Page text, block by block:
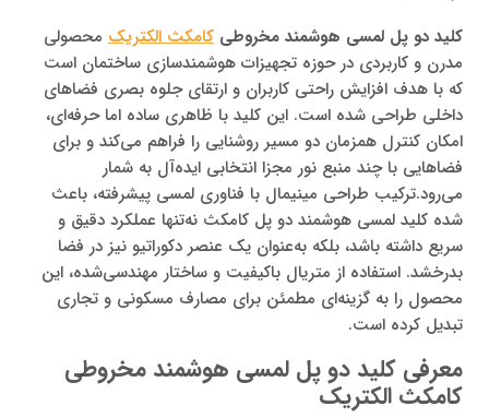
کلید دو پل لمسی هوشمند مخروطی کامکث الکتریک محصولی
مدرن و کاربردی در حوزه تجهیزات هوشمندسازی ساختمان است
که با هدف افزایش راحتی کاربران و ارتقای جلوه بصری فضاهای
داخلی طراحی شده است. این کلید با ظاهری ساده اما حرفه‌ای،
امکان کنترل همزمان دو مسیر روشنایی را فراهم می‌کند و برای
فضاهایی با چند منبع نور مجزا انتخابی ایده‌آل به شمار
می‌رود.ترکیب طراحی مینیمال با فناوری لمسی پیشرفته، باعث
شده کلید لمسی هوشمند دو پل کامکث نه‌تنها عملکرد دقیق و
سریع داشته باشد، بلکه به‌عنوان یک عنصر دکوراتیو نیز در فضا
بدرخشد. استفاده از متریال باکیفیت و ساختار مهندسی‌شده، این
محصول را به گزینه‌ای مطمئن برای مصارف مسکونی و تجاری
تبدیل کرده است.
معرفی کلید دو پل لمسی هوشمند مخروطی
کامکث الکتریک